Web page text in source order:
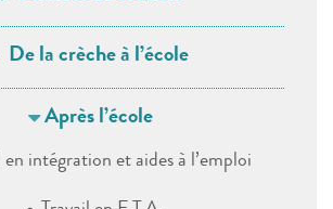
De la crèche à l’école
Après l’école
en intégration et aides à l’emploi